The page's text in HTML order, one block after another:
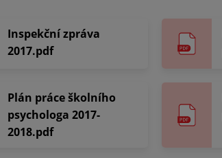
Inspekční zpráva
2017.pdf
Plán práce školního
psychologa 2017-
2018.pdf